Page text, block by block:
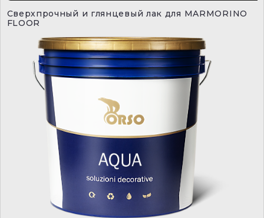
Сверхпрочный и глянцевый лак для MARMORINO
FLOOR